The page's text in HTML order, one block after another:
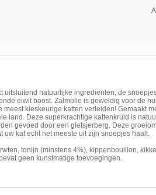
uitsluitend natuurlijke ingrediënten, de
eiwit boost. Zalmolie is geweldig voor de
kieskeurige katten verleiden! Gemaakt
land. Deze superkrachtige kattenkruid is
gevoed door een gletsjerberg. Deze
uw kat echt het meeste uit zijn snoepjes haalt.
tonijn (minstens 4%), kippenbouillon,
geen kunstmatige toevoegingen.